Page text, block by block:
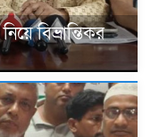
বিভ্রান্তিকর